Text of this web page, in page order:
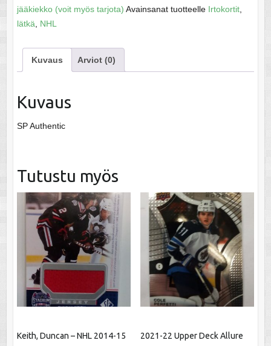
NHL
2016-
määrä
jääkiekko (voit myös tarjota) Avainsanat tuotteelle Irtokortit,
lätkä
NHL
Kuvaus Arviot (0)
Kuvaus
SP Authentic
Tutustu myös
Keith, Duncan – NHL 2014-15 2021-22 Upper Deck Allure